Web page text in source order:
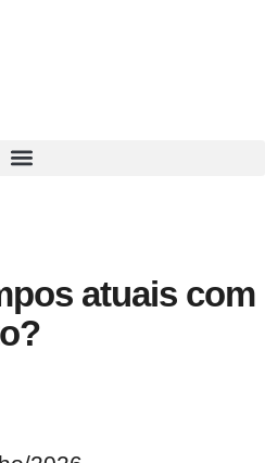
atuais com